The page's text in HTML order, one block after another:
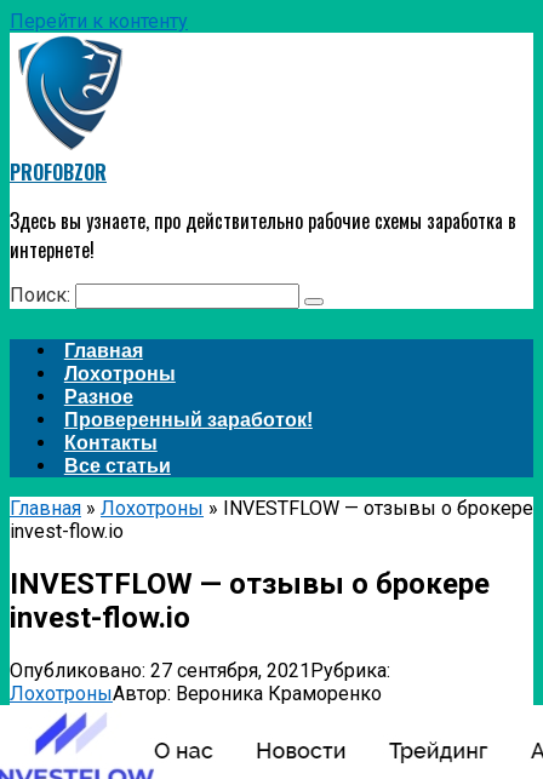
Перейти к контенту
PROFOBZOR
Здесь вы узнаете, про действительно рабочие схемы заработка в
интернете!
Поиск:
Главная
Лохотроны
Разное
Проверенный заработок!
Контакты
Все статьи
Главная » Лохотроны » INVESTFLOW — отзывы о брокере
invest-flow.io
INVESTFLOW — отзывы о брокере
invest-flow.io
Опубликовано: 27 сентября, 2021Рубрика:
ЛохотроныАвтор: Вероника Краморенко